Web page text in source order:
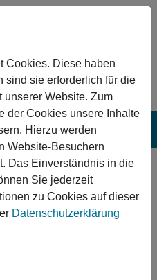
seine
Cookies. Diese haben
sind sie erforderlich für die
Website. Zum
der Cookies unsere Inhalte
Hierzu werden
Website-Besuchern
Das Einverständnis in die
Sie jederzeit
zu Cookies auf dieser
Datenschutzerklärung